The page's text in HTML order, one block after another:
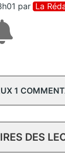
par La
1
DES